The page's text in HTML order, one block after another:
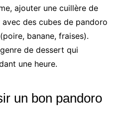
ajouter une cuillère de
des cubes de pandoro
banane, fraises).
de dessert qui
une heure.
un bon pandoro